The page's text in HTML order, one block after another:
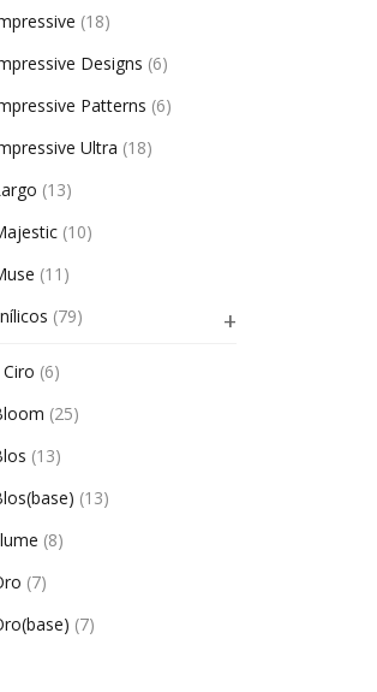
(18)
Designs (6)
Patterns (6)
Ultra (18)
(13)
(10)
(11)
(79)
(6)
(25)
(13)
(13)
(8)
(7)
(7)